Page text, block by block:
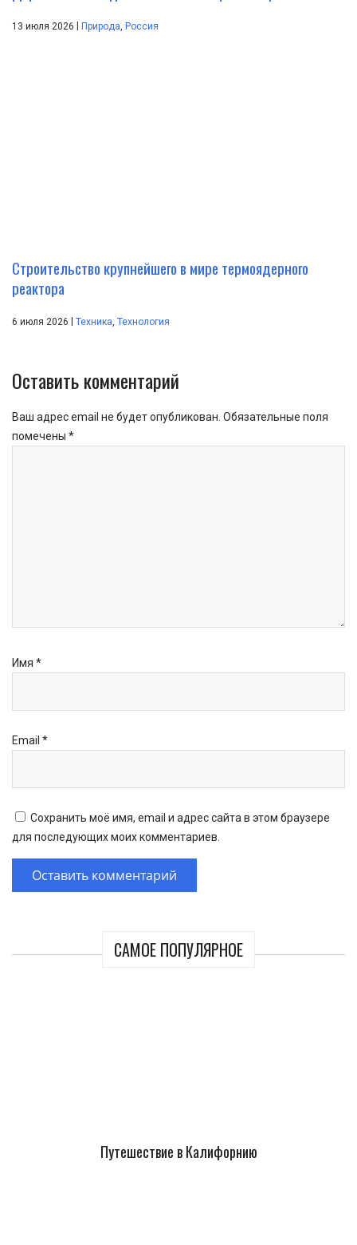
САМОЕ ПОПУЛЯРНОЕ
Путешествие в Калифорнию
13 июля 2026 | Природа Россия
Строительство крупнейшего в мире термоядерного
реактора
6 июля 2026 Техника, Технология
Оставить комментарий
Ваш адрес email не будет опубликован. Обязательные поля
помечены *
Имя *
Email *
Сохранить моё имя, email и адрес сайта в этом браузере
для последующих моих комментариев.